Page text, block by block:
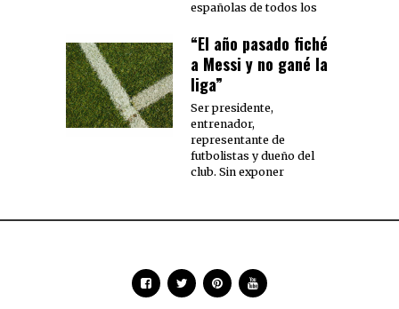
españolas de todos los
“El año pasado fiché
a Messi y no gané la
liga”
Ser presidente,
entrenador,
representante de
futbolistas y dueño del
club. Sin exponer